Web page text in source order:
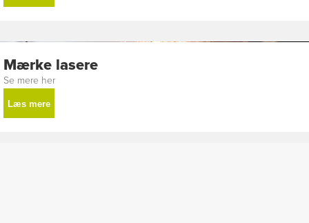
Mærke lasere
Se mere her
Læs mere